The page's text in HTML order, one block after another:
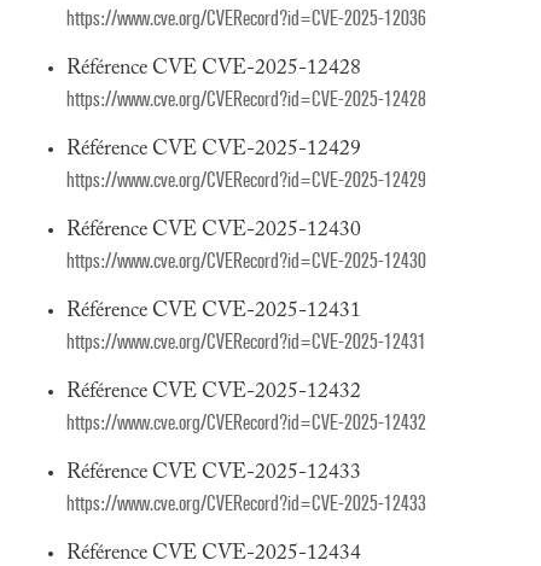
https://www.cve.org/CVERecord?id=CVE-2025-12036
Référence CVE CVE-2025-12428
https://www.cve.org/CVERecord?id=CVE-2025-12428
Référence CVE CVE-2025-12429
https://www.cve.org/CVERecord?id=CVE-2025-12429
Référence CVE CVE-2025-12430
https://www.cve.org/CVERecord?id=CVE-2025-12430
Référence CVE CVE-2025-12431
https://www.cve.org/CVERecord?id=CVE-2025-12431
Référence CVE CVE-2025-12432
https://www.cve.org/CVERecord?id=CVE-2025-12432
Référence CVE CVE-2025-12433
https://www.cve.org/CVERecord?id=CVE-2025-12433
Référence CVE CVE-2025-12434